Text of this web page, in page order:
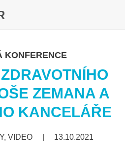
KONFERENCE
ZEMANA A
KANCELÁŘE
VIDEO 13.10.2021